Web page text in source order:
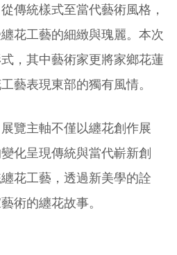
傳統樣式至當代藝術風格，
花工藝的細緻與瑰麗。本次
，其中藝術家更將家鄉花蓮
藝表現東部的獨有風情。
覽主軸不僅以纏花創作展
化呈現傳統與當代嶄新創
花工藝，透過新美學的詮
術的纏花故事。